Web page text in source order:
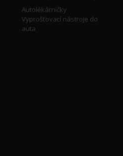
Autolékárničky
Vyprošťovací nástroje do
auta